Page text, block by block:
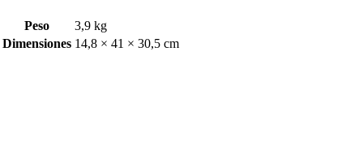
Peso
3,9 kg
Dimensiones 14,8 × 41 × 30,5 cm